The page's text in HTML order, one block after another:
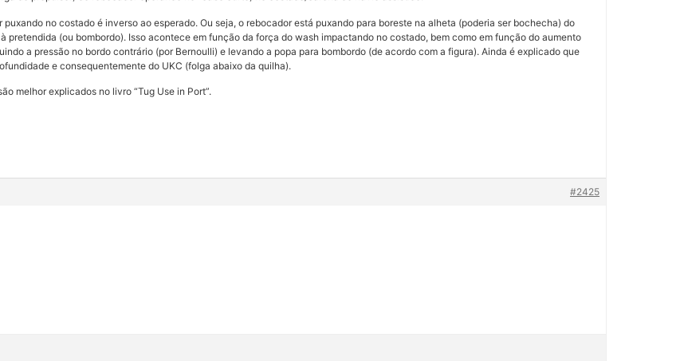
no costado é inverso ao esperado. Ou seja, o rebocador está puxando para boreste na alheta (poderia ser bochecha) do
pretendida (ou bombordo). Isso acontece em função da força do wash impactando no costado, bem como em função do aumento
a pressão no bordo contrário (por Bernoulli) e levando a popa para bombordo (de acordo com a figura). Ainda é explicado que
e consequentemente do UKC (folga abaixo da quilha).
melhor explicados no livro “Tug Use in Port”.
#2425